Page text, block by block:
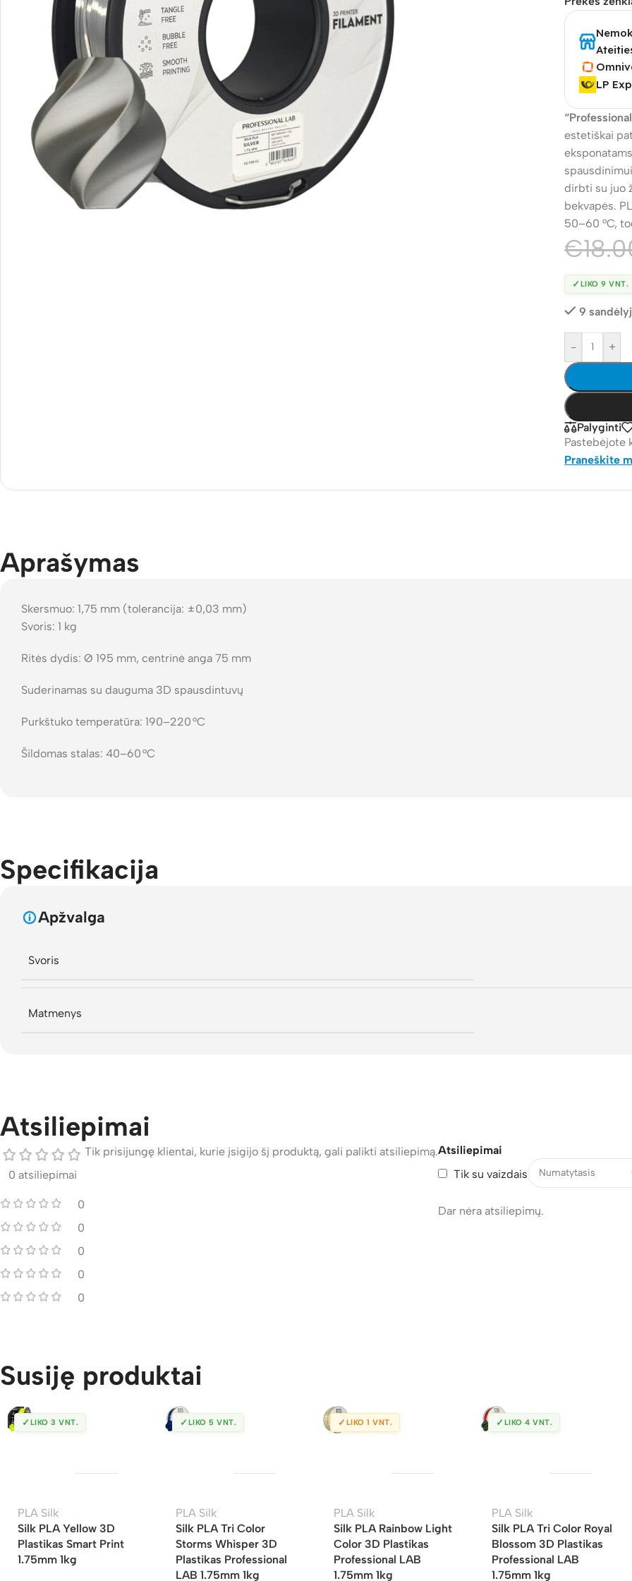
LP
estetiškai
dirbti su juo
bekvapės.
50–60 °C,
€
✓ LIKO 9 VNT.
9
- +
Palyginti
Pastebėjote
Praneškite
Aprašymas
Skersmuo: 1,75 mm (tolerancija: ±0,03 mm)
Svoris: 1 kg
Ritės dydis: Ø 195 mm, centrinė anga 75 mm
Suderinamas su dauguma 3D spausdintuvų
Purkštuko temperatūra: 190–220 °C
Šildomas stalas: 40–60 °C
Specifikacija
Apžvalga
Svoris
Matmenys
Atsiliepimai
0 atsiliepimai
0
0
0
0
0
Atsiliepimai
Tik su vaizdais
Dar nėra atsiliepimų.
Tik prisijungę klientai, kurie įsigijo šį produktą, gali palikti atsiliepimą.
Susiję produktai
✓ LIKO 3 VNT.
PLA Silk
Silk PLA Yellow 3D
Plastikas Smart Print
1.75mm 1kg
✓ LIKO 5 VNT.
PLA Silk
Silk PLA Tri Color
Storms Whisper 3D
Plastikas Professional
LAB 1.75mm 1kg
✓ LIKO 1 VNT.
PLA Silk
Silk PLA Rainbow Light
Color 3D Plastikas
Professional LAB
1.75mm 1kg
✓ LIKO 4 VNT.
PLA Silk
Silk PLA Tri Color Royal
Blossom 3D Plastikas
Professional LAB
1.75mm 1kg